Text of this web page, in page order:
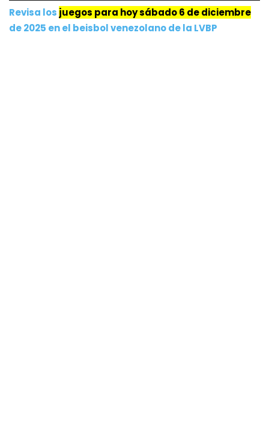
Revisa los juegos para hoy sábado 6 de diciembre
de 2025 enel beisbol venezolano de la LVBP